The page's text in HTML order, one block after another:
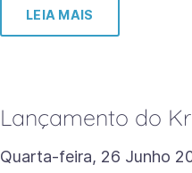
LEIA MAIS
Lançamento do
Quarta-feira, 26 Junho